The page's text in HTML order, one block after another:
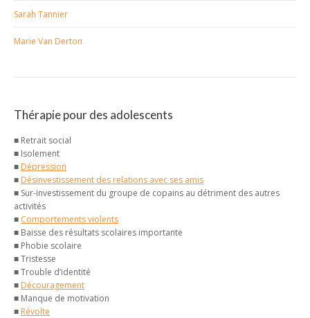
Sarah Tannier
Marie Van Derton
Thérapie pour des adolescents
■ Retrait social
■ Isolement
■ Dépression
■ Désinvestissement des relations avec ses amis
■ Sur-investissement du groupe de copains au détriment des autres
activités
■ Comportements violents
■ Baisse des résultats scolaires importante
■ Phobie scolaire
■ Tristesse
■ Trouble d’identité
■ Découragement
■ Manque de motivation
■ Révolte